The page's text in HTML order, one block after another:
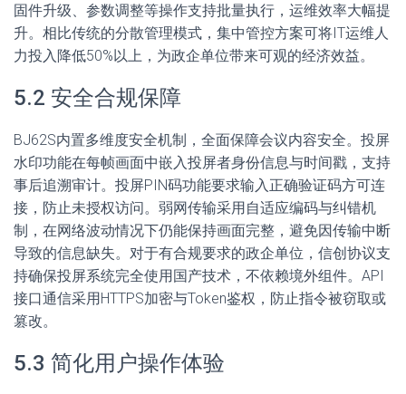
固件升级、参数调整等操作支持批量执行，运维效率大幅提
升。相比传统的分散管理模式，集中管控方案可将IT运维人
力投入降低50%以上，为政企单位带来可观的经济效益。
5.2 安全合规保障
BJ62S内置多维度安全机制，全面保障会议内容安全。投屏
水印功能在每帧画面中嵌入投屏者身份信息与时间戳，支持
事后追溯审计。投屏PIN码功能要求输入正确验证码方可连
接，防止未授权访问。弱网传输采用自适应编码与纠错机
制，在网络波动情况下仍能保持画面完整，避免因传输中断
导致的信息缺失。对于有合规要求的政企单位，信创协议支
持确保投屏系统完全使用国产技术，不依赖境外组件。API
接口通信采用HTTPS加密与Token鉴权，防止指令被窃取或
篡改。
5.3 简化用户操作体验